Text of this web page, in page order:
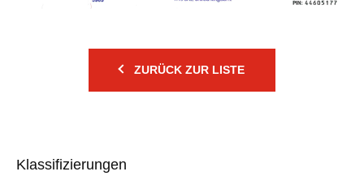
ZURÜCK ZUR LISTE
Klassifizierungen